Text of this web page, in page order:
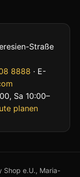
Straße
8888 · E-
Sa 10:00–
planen
Shop e.U., Maria-